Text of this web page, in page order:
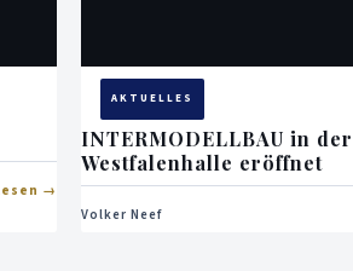
AKTUELLES
INTERMODELLBAU in der
Westfalenhalle eröffnet
Volker Neef